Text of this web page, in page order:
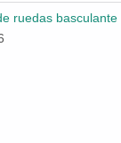
ruedas basculante